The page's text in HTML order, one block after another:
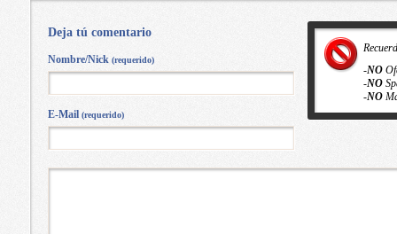
-NO
-NO
-NO
Deja tú comentario
Nombre/Nick (requerido)
E-Mail (requerido)